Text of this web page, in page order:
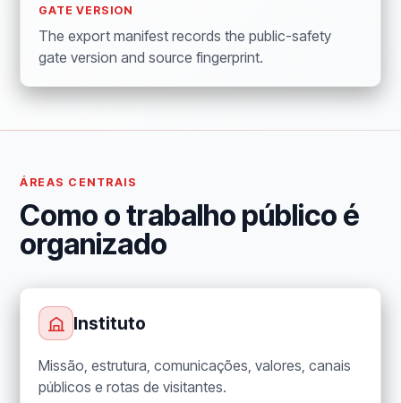
GATE VERSION
The export manifest records the public-safety
gate version and source fingerprint.
ÁREAS CENTRAIS
Como o trabalho público é
organizado
Instituto
Missão, estrutura, comunicações, valores, canais
públicos e rotas de visitantes.